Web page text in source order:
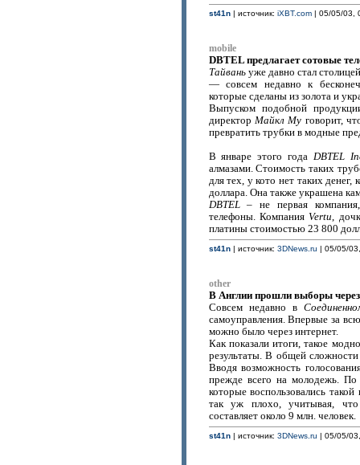
st41n| источник: iXBT.com| 05/05/03,
mobile
DBTEL предлагает сотовые
Тайваньуже давно стал
— cовсем недавно к
которые сделаны из золота и
Выпуском подобной
директор Майкл Му говорит,
превратить трубки в модные
В январе этого годаDBTEL
алмазами. Стоимость таких
для тех, у кото нет таких
доллара. Она также украшена
DBTEL– не первая компания,
телефоны. КомпанияVertu,
платины стоимостью 23 800
st41n| источник: 3DNews.ru | 05/05/
other
В Англии прошли выборы через
Совсем недавно в
самоуправления. Впервые за
можно было через интернет.
Как показали итоги, такое
результаты. В общей сложности
Вводя возможность
прежде всего на молодежь.
которые воспользовались
так уж плохо, учитывая,
составляет около 9 млн. человек.
st41n| источник: 3DNews.ru | 05/05/